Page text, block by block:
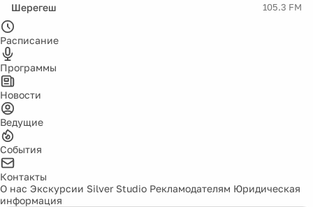
Шерегеш 105.3 FM
Расписание
Программы
Новости
Ведущие
События
Контакты
О нас Экскурсии Silver Studio Рекламодателям Юридическая
информация